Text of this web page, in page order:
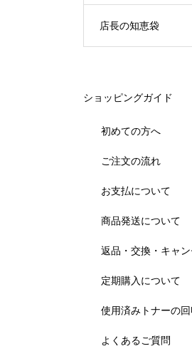
店長の知恵袋
ショッピングガイド
初めての方へ
ご注文の流れ
お支払について
商品発送について
返品・交換・キャ
定期購入について
使用済みトナーの回
よくあるご質問